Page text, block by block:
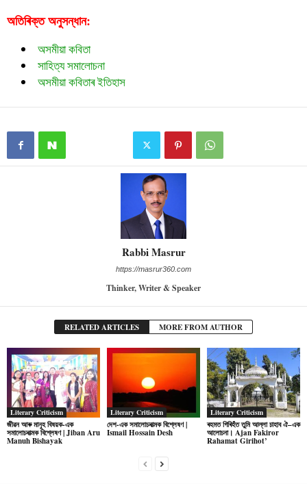
অতিৰিক্ত অনুসন্ধান:
অসমীয়া কবিতা
সাহিত্য সমালোচনা
অসমীয়া কবিতাৰ ইতিহাস
Rabbi Masrur
https://masrur360.com
Thinker, Writer & Speaker
RELATED ARTICLES MORE FROM AUTHOR
Literary Criticism
জীৱন আৰু মানুহ বিষয়ক-এক
সমালোচনাত্মক বিশ্লেষণ | Jiban Aru
Manuh Bishayak
Literary Criticism
দেশ-এক সমালোচনাত্মক বিশ্লেষণ |
Ismail Hossain Desh
Literary Criticism
ৰহমত গিৰিহঁত তুমি আল্লা চাহাব ঐ–এক
আলোচনা। Ajan Fakiror
Rahamat Girihot’